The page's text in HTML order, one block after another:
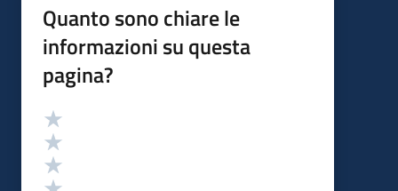
Quanto sono chiare le
informazioni su questa
pagina?
Valutazione